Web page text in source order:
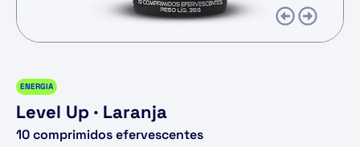
ENERGIA
Level Up · Laranja
10 comprimidos efervescentes